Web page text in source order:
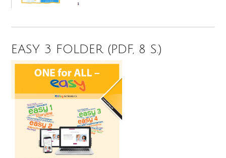
EASY 3 FOLDER (PDF, 8 S.)